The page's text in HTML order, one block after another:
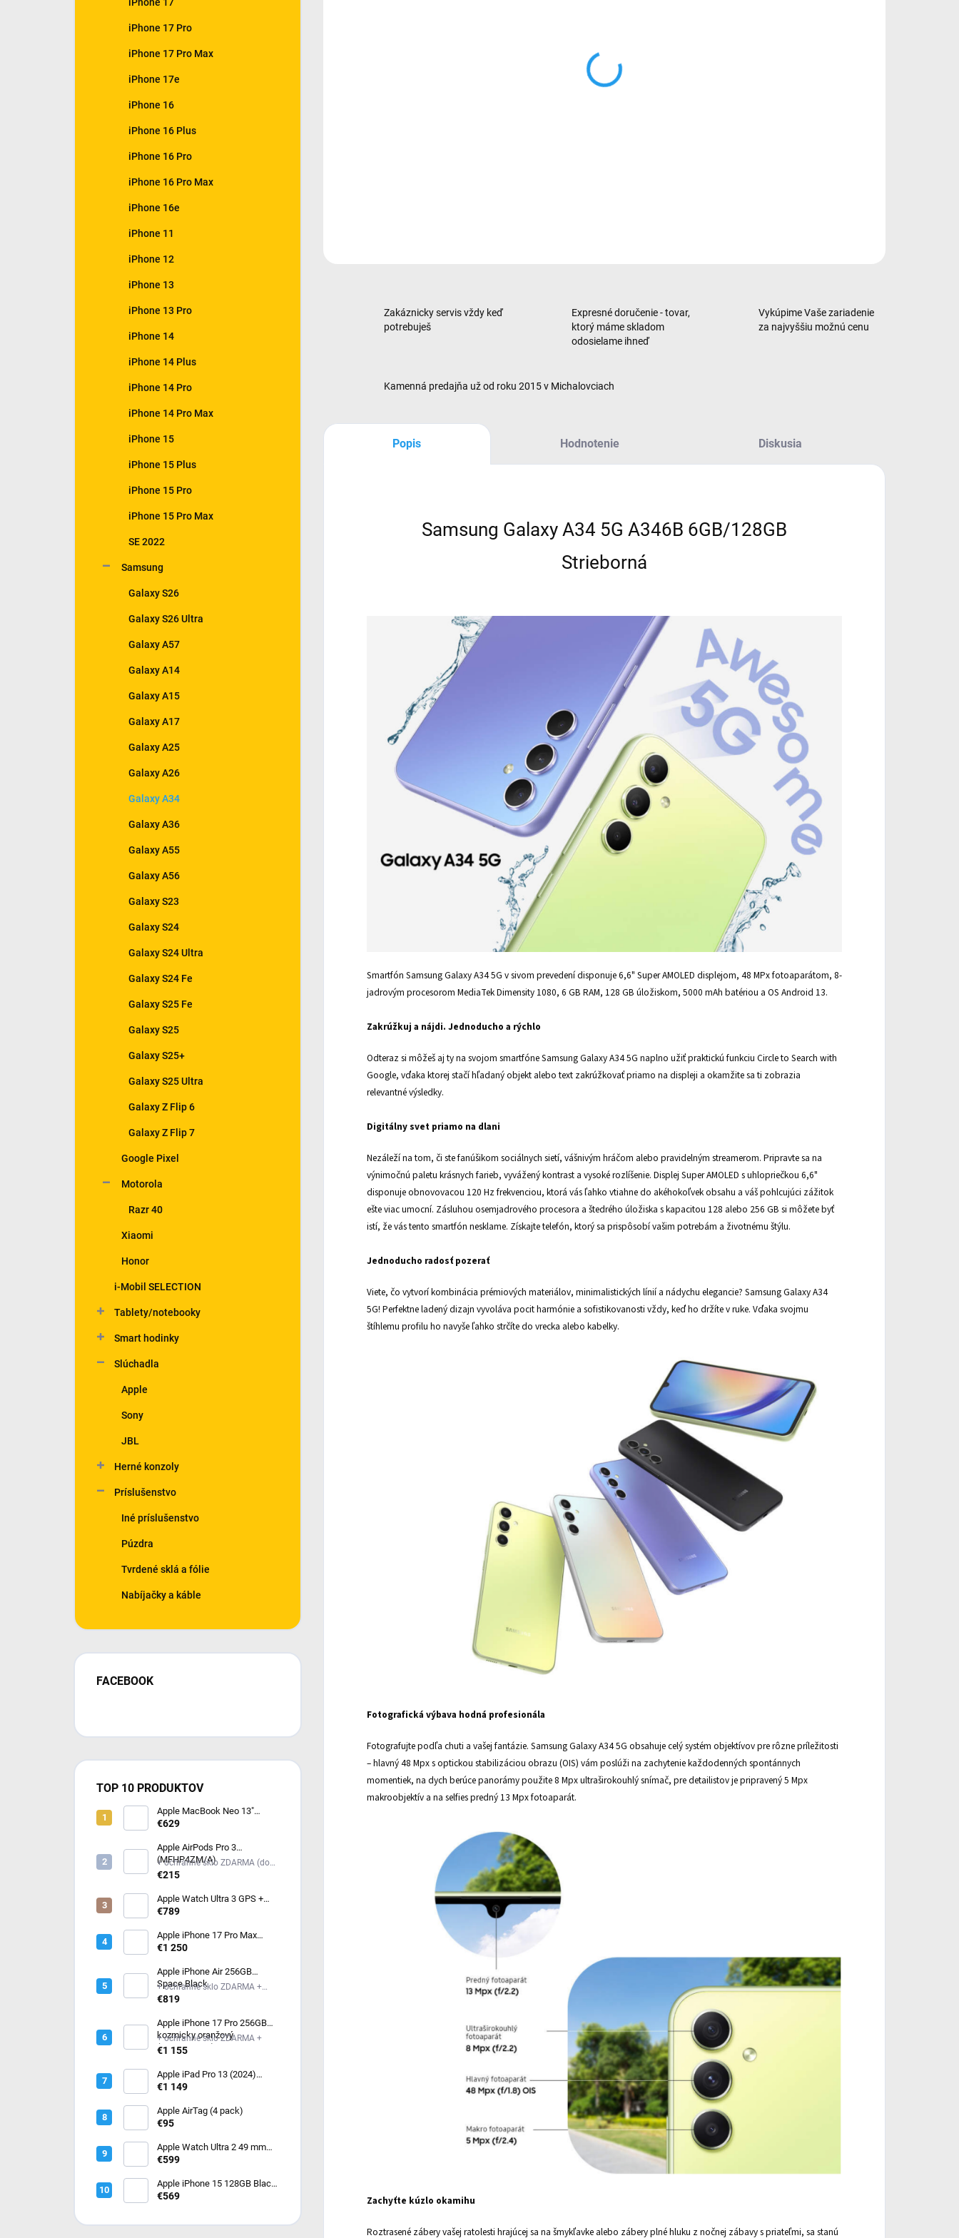
iPhone 17 Pro
iPhone 17 Pro Max
iPhone 17e
iPhone 16
iPhone 16 Plus
iPhone 16 Pro
iPhone 16 Pro Max
iPhone 16e
iPhone 11
iPhone 12
iPhone 13
iPhone 13 Pro
iPhone 14
iPhone 14 Plus
iPhone 14 Pro
iPhone 14 Pro Max
iPhone 15
iPhone 15 Plus
iPhone 15 Pro
iPhone 15 Pro Max
SE 2022
Samsung
Galaxy S26
Galaxy S26 Ultra
Galaxy A57
Galaxy A14
Galaxy A15
Galaxy A17
Galaxy A25
Galaxy A26
Galaxy A34
Galaxy A36
Galaxy A55
Galaxy A56
Galaxy S23
Galaxy S24
Galaxy S24 Ultra
Galaxy S24 Fe
Galaxy S25 Fe
Galaxy S25
Galaxy S25+
Galaxy S25 Ultra
Galaxy Z Flip 6
Galaxy Z Flip 7
Google Pixel
Motorola
Razr 40
Xiaomi
Honor
i-Mobil SELECTION
Tablety/notebooky
Smart hodinky
Slúchadla
Apple
Sony
JBL
Herné konzoly
Príslušenstvo
Iné príslušenstvo
Púzdra
Tvrdené sklá a fólie
Nabíjačky a káble
FACEBOOK
TOP 10 PRODUKTOV
Apple MacBook Neo 13"
(2026) Indigo MHFF4SL/A
€629
Apple AirPods Pro 3
(MFHP4ZM/A)
+ ochranné sklo ZDARMA (do
poznámky mi napíš model
€215
Apple Watch Ultra 3 GPS +
Cellular 49mm čierny titán -
M/L (MF1H4QC/A)
€789
Apple iPhone 17 Pro Max
256GB kozmicky oranžový
€1 250
Apple iPhone Air 256GB
Space Black
+ ochranné sklo ZDARMA +
ochranné sklo ZDARMA
€819
Apple iPhone 17 Pro 256GB
kozmicky oranžový
(MG8H4SX/A)
+ ochranné sklo ZDARMA +
€1 155
Apple iPad Pro 13 (2024)
256GB Wi-Fi Silver
€1 149
Apple AirTag (4 pack)
€95
Apple Watch Ultra 2 49 mm
Čierny titán s tmavo zeleným
MX4R3CS/A
€599
Apple iPhone 15 128GB Black
- čierny
€569
Procesor: MediaTek, 1080, 8 jadrový, Kapacita: 128 GB, Dual SIM,
Zakáznicky servis vždy keď
potrebuješ
Expresné doručenie - tovar,
ktorý máme skladom
odosielame ihneď
Vykúpime Vaše zariadenie
za najvyššiu možnú cenu
Kamenná predajňa už od roku 2015 v Michalovciach
Popis Hodnotenie Diskusia
Samsung Galaxy A34 5G A346B 6GB/128GB
Strieborná
Smartfón Samsung Galaxy A34 5G v sivom prevedení disponuje 6,6" Super AMOLED displejom, 48 MPx fotoaparátom, 8-
jadrovým procesorom MediaTek Dimensity 1080, 6 GB RAM, 128 GB úložiskom, 5000 mAh batériou a OS Android 13.
Zakrúžkuj a nájdi. Jednoducho a rýchlo
Odteraz si môžeš aj ty na svojom smartfóne Samsung Galaxy A34 5G naplno užiť praktickú funkciu Circle to Search with
Google, vďaka ktorej stačí hľadaný objekt alebo text zakrúžkovať priamo na displeji a okamžite sa ti zobrazia
relevantné výsledky.
Digitálny svet priamo na dlani
Nezáleží na tom, či ste fanúšikom sociálnych sietí, vášnivým hráčom alebo pravidelným streamerom. Pripravte sa na
výnimočnú paletu krásnych farieb, vyvážený kontrast a vysoké rozlíšenie. Displej Super AMOLED s uhlopriečkou 6,6"
disponuje obnovovacou 120 Hz frekvenciou, ktorá vás ľahko vtiahne do akéhokoľvek obsahu a váš pohlcujúci zážitok
ešte viac umocní. Zásluhou osemjadrového procesora a štedrého úložiska s kapacitou 128 alebo 256 GB si môžete byť
istí, že vás tento smartfón nesklame. Získajte telefón, ktorý sa prispôsobí vašim potrebám a životnému štýlu.
Jednoducho radosť pozerať
Viete, čo vytvorí kombinácia prémiových materiálov, minimalistických línií a nádychu elegancie? Samsung Galaxy A34
5G! Perfektne ladený dizajn vyvoláva pocit harmónie a sofistikovanosti vždy, keď ho držíte v ruke. Vďaka svojmu
štíhlemu profilu ho navyše ľahko strčíte do vrecka alebo kabelky.
Fotografická výbava hodná profesionála
Fotografujte podľa chuti a vašej fantázie. Samsung Galaxy A34 5G obsahuje celý systém objektívov pre rôzne príležitosti
– hlavný 48 Mpx s optickou stabilizáciou obrazu (OIS) vám poslúži na zachytenie každodenných spontánnych
momentiek, na dych berúce panorámy použite 8 Mpx ultraširokouhlý snímač, pre detailistov je pripravený 5 Mpx
makroobjektív a na selfies predný 13 Mpx fotoaparát.
Zachyťte kúzlo okamihu
Roztrasené zábery vašej ratolesti hrajúcej sa na šmykľavke alebo zábery plné hluku z nočnej zábavy s priateľmi, sa stanú